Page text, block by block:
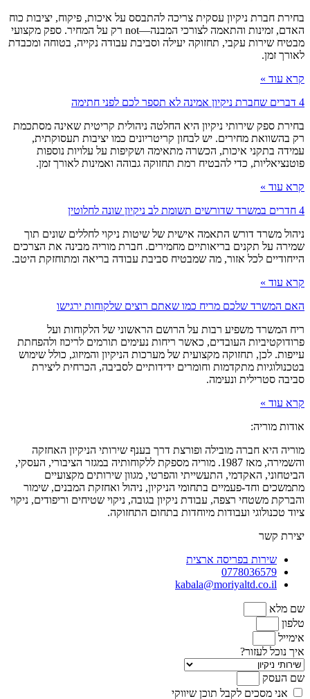
בחירת חברת ניקיון עסקית צריכה להתבסס על איכות, פיקוח, יציבות כוח
האדם, זמינות והתאמה לצורכי המבנה—not רק על המחיר. ספק מקצועי
מבטיח שירות עקבי, תחזוקה יעילה וסביבת עבודה נקייה, בטוחה ומכבדת
לאורך זמן.
קרא עוד »
4 דברים שחברת ניקיון אמינה לא תספר לכם לפני חתימה
בחירת ספק שירותי ניקיון היא החלטה ניהולית קריטית שאינה מסתכמת
רק בהשוואת מחירים. יש לבחון קריטריונים כמו יציבות תעסוקתית,
עמידה בתקני איכות, הכשרה מתאימה ושקיפות על עלויות נוספות
פוטנציאליות, כדי להבטיח רמת תחזוקה גבוהה ואמינות לאורך זמן.
קרא עוד »
4 חדרים במשרד שדורשים תשומת לב ניקיון שונה לחלוטין
ניהול משרד דורש התאמה אישית של שיטות ניקוי לחללים שונים תוך
שמירה על תקנים בריאותיים מחמירים. חברת מוריה מבינה את הצרכים
הייחודיים לכל אזור, מה שמבטיח סביבת עבודה בריאה ומתוחזקת היטב.
קרא עוד »
האם המשרד שלכם מריח כמו שאתם רוצים שלקוחות ירגישו
ריח המשרד משפיע רבות על הרושם הראשוני של הלקוחות ועל
פרודוקטיביות העובדים, כאשר ריחות נעימים תורמים לריכוז ולהפחתת
עייפות. לכן, תחזוקה מקצועית של מערכות הניקיון והמיזוג, כולל שימוש
בטכנולוגיות מתקדמות וחומרים ידידותיים לסביבה, הכרחית ליצירת
סביבה סטרילית ונעימה.
קרא עוד »
אודות מוריה:
מוריה היא חברה מובילה ופורצת דרך בענף שירותי הניקיון האחזקה
והשמירה, מאז 1987. מוריה מספקת ללקוחותיה במגזר הציבורי, העסקי,
הביטחוני, האקדמי, התעשייתי והפרטי, מגוון שירותים מקצועיים
מתמשכים וחד-פעמיים בתחומי הניקיון, ניהול ואחזקת המבנים, שימור
והברקת משטחי רצפה, עבודת ניקיון בגובה, ניקוי שטיחים וריפודים, ניקוי
ציוד טכנולוגי ועבודות מיוחדות בתחום התחזוקה.
יצירת קשר
שירות בפריסה ארצית
0778036579
kabala@moriyaltd.co.il
שם מלא
טלפון
אימייל
איך נוכל לעזור?
שם העסק
אני מסכים לקבל תוכן שיווקי